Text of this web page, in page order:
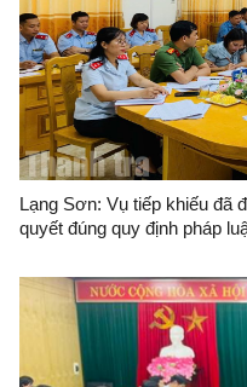
Lạng Sơn: Vụ tiếp khiếu đã
quyết đúng quy định pháp